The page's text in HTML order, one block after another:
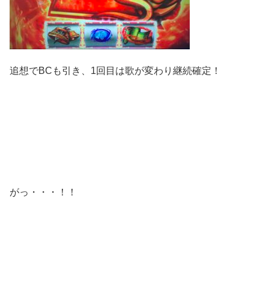
追想でBCも引き、1回目は歌が変わり継続確定！
がっ・・・！！